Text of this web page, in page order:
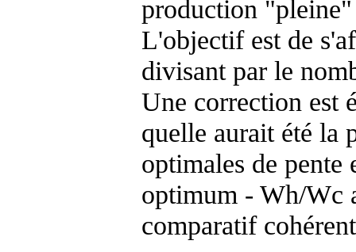
production "pleine"
L'objectif est de
divisant par le
Une correction est
quelle aurait été la
optimales de
optimum - Wh/Wc
comparatif